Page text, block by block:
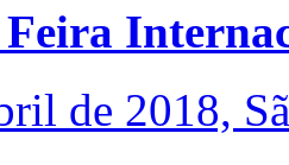
de 2018,